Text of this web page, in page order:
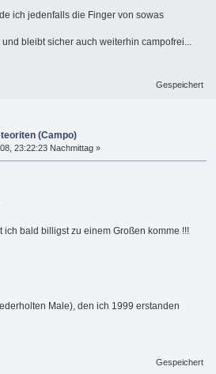
ich jedenfalls die Finger von sowas
bleibt sicher auch weiterhin campofrei...
Gespeichert
(Campo)
23:22:23 Nachmittag »
ich bald billigst zu einem Großen komme !!!
Male), den ich 1999 erstanden
Gespeichert